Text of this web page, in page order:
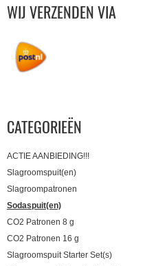
CATEGORIEËN
ACTIE AANBIEDING!!!
Slagroomspuit(en)
Slagroompatronen
Sodaspuit(en)
CO2 Patronen 8 g
CO2 Patronen 16 g
Slagroomspuit Starter Set(s)
WIJ VERZENDEN VIA